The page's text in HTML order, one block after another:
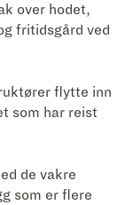
over hodet,
fritidsgård ved
flytte inn
som har reist
de vakre
som er flere